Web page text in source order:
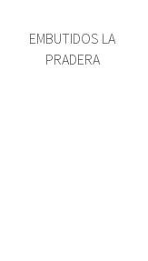
EMBUTIDOS LA
PRADERA